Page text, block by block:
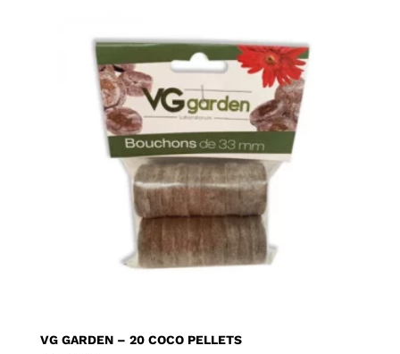
VG GARDEN – 20 COCO PELLETS